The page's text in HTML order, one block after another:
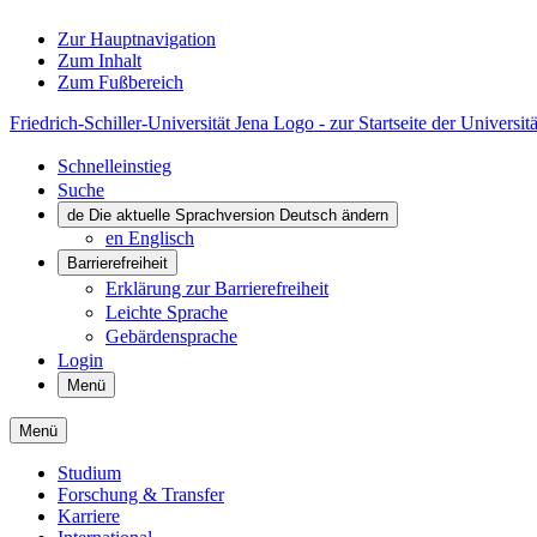
Zur Hauptnavigation
Zum Inhalt
Zum Fußbereich
Friedrich-Schiller-Universität Jena Logo - zur Startseite der
Schnelleinstieg
Suche
de Die aktuelle Sprachversion Deutsch ändern
en Englisch
Barrierefreiheit
Erklärung zur Barrierefreiheit
Leichte Sprache
Gebärdensprache
Login
Menü
Menü
Studium
Forschung & Transfer
Karriere